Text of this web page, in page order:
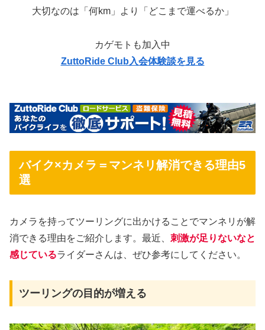
大切なのは「何km」より「どこまで運べるか」
カゲモトも加入中
ZuttoRide Club入会体験談を見る
バイク×カメラ＝マンネリ解消できる理由5
選
カメラを持ってツーリングに出かけることでマンネリが解
消できる理由をご紹介します。最近、 刺激が足りないなと
感じているライダーさんは、ぜひ参考にしてください。
ツーリングの目的が増える